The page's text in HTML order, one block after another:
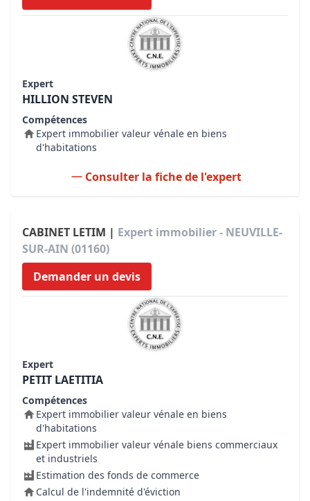
Expert
HILLION STEVEN
Compétences
Expert immobilier valeur vénale en biens
d'habitations
Consulter la fiche de l'expert
CABINET LETIM | Expert immobilier - NEUVILLE-
SUR-AIN (01160)
Demander un devis
Expert
PETIT LAETITIA
Compétences
Expert immobilier valeur vénale en biens
d'habitations
Expert immobilier valeur vénale biens commerciaux
et industriels
Estimation des fonds de commerce
Calcul de l'indemnité d'éviction